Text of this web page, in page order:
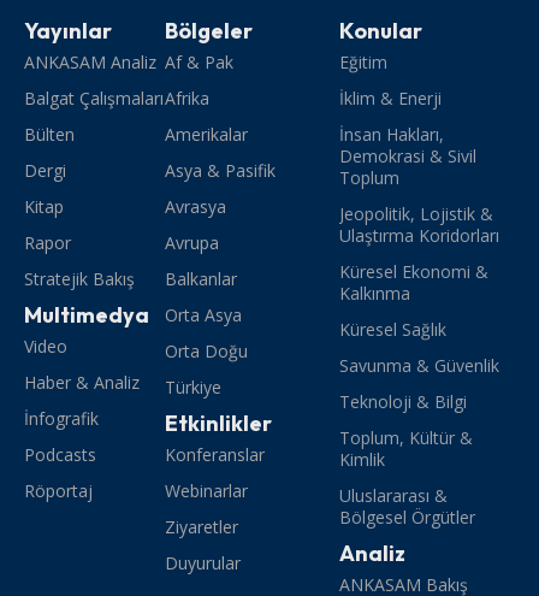
Yayınlar
ANKASAM Analiz
Balgat Çalışmaları
Bülten
Dergi
Kitap
Rapor
Stratejik Bakış
Multimedya
Video
Haber & Analiz
İnfografik
Podcasts
Röportaj
Bölgeler
Af & Pak
Afrika
Amerikalar
Asya & Pasifik
Avrasya
Avrupa
Balkanlar
Orta Asya
Orta Doğu
Türkiye
Etkinlikler
Konferanslar
Webinarlar
Ziyaretler
Duyurular
Konular
Eğitim
İklim & Enerji
İnsan Hakları,
Demokrasi & Sivil
Toplum
Jeopolitik, Lojistik &
Ulaştırma Koridorları
Küresel Ekonomi &
Kalkınma
Küresel Sağlık
Savunma & Güvenlik
Teknoloji & Bilgi
Toplum, Kültür &
Kimlik
Uluslararası &
Bölgesel Örgütler
Analiz
ANKASAM Bakış